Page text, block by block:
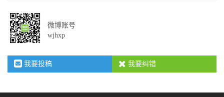
微博账号
wjhxp
我要投稿 我要纠错